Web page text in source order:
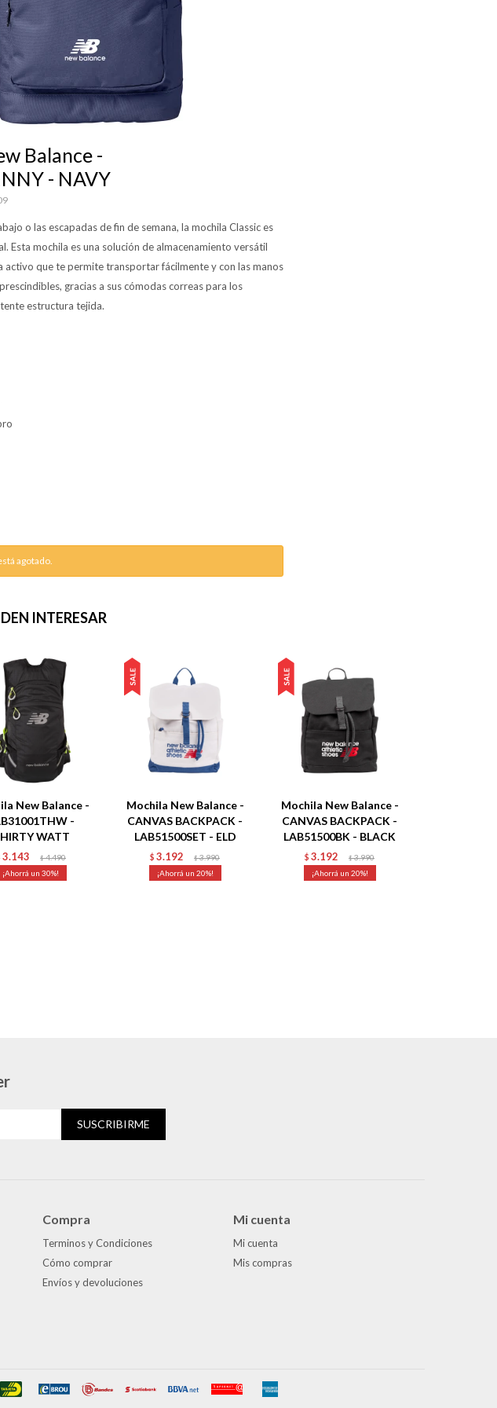
Balance -
- NAVY
o las escapadas de fin de semana, la mochila Classic es
Esta mochila es una solución de almacenamiento versátil
activo que te permite transportar fácilmente y con las manos
gracias a sus cómodas correas para los
estructura tejida.
agotado.
INTERESAR
New Balance -
-
WATT
3.143 $ 4.490
30
Mochila New Balance -
CANVAS BACKPACK -
LAB51500SET - ELD
$ 3.192 $ 3.990
20
Mochila New Balance -
CANVAS BACKPACK -
LAB51500BK - BLACK
$ 3.192 $ 3.990
20
Compra
Terminos y Condiciones
Cómo comprar
Envíos y devoluciones
Mi cuenta
Mi cuenta
Mis compras
SUSCRIBIRME